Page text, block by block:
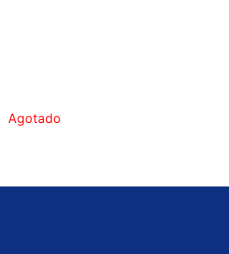
Agotado